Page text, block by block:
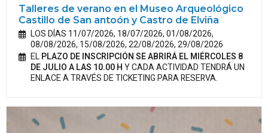
Talleres de verano en el Museo Arqueológico
Castillo de San antoón y Castro de Elviña
LOS DÍAS 11/07/2026, 18/07/2026, 01/08/2026,
08/08/2026, 15/08/2026, 22/08/2026, 29/08/2026
ELPLAZO DE INSCRIPCIÓN SE ABRIRÁ EL MIÉRCOLES 8
DE JULIO A LAS 10.00 HY CADA ACTIVIDAD TENDRÁ UN
ENLACE A TRAVÉS DE TICKETING PARA RESERVA.